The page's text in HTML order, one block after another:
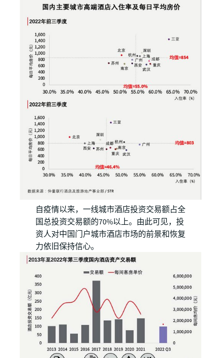
自疫情以来，一线城市酒店投资交易额占全
国总投资交易额的70%以上。由此可见，投
资人对中国门户城市酒店市场的前景和恢复
力依旧保持信心。